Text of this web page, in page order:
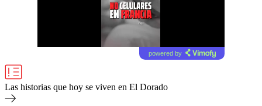
powered by
Las historias que hoy se viven en El Dorado